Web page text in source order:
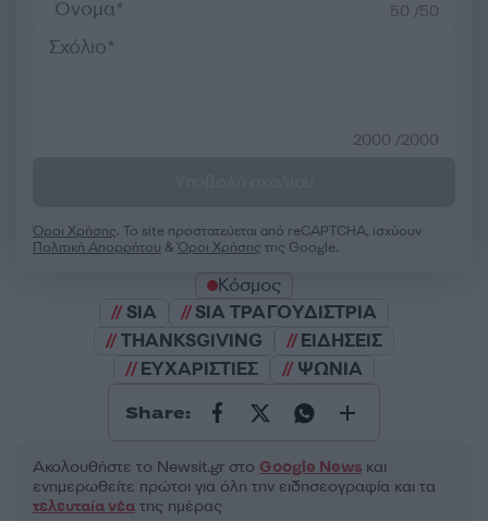
50 /50
2000 /2000
Όροι Χρήσης. Το site προστατεύεται από reCAPTCHA, ισχύουν
Πολιτική Απορρήτου &Όροι Χρήσης της Google.
Κόσμος
SIA
SIA ΤΡΑΓΟΥΔΙΣΤΡΙΑ
THANKSGIVING
ΕΙΔΗΣΕΙΣ
ΕΥΧΑΡΙΣΤΙΕΣ
ΨΩΝΙΑ
Share:
Ακολουθήστε το Νewsit.gr στο Google News και
ενημερωθείτε πρώτοι για όλη την ειδησεογραφία και τα
τελευταία νέα της ημέρας